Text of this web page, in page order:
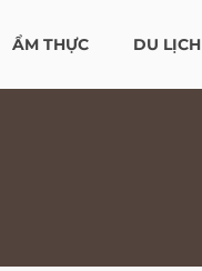
ẨM THỰC DU LỊCH